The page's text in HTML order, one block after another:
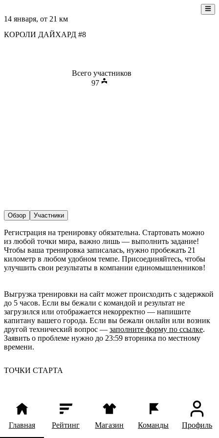
14 января, от 21 км
КОРОЛИ ДАЙХАРД #8
Всего участников
97
Обзор Участники
Регистрация на тренировку обязательна. Стартовать можно
из любой точки мира, важно лишь — выполнить задание!
Чтобы ваша тренировка записалась, нужно пробежать 21
километр в любом удобном темпе. Присоединяйтесь, чтобы
улучшить свои результаты в компании единомышленников!
Выгрузка тренировки на сайт может происходить с задержкой
до 5 часов. Если вы бежали с командой и результат не
загрузился или отображается некорректно — напишите
капитану вашего города. Если вы бежали онлайн или возник
другой технический вопрос — заполните форму по ссылке.
Заявить о проблеме нужно до 23:59 вторника по местному
времени.
ТОЧКИ СТАРТА
Главная Рейтинг Магазин Команды Профиль